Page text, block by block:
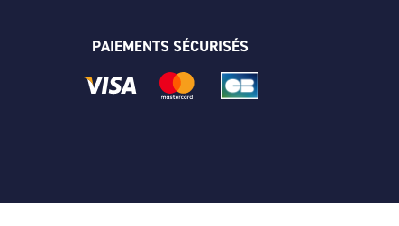
PAIEMENTS SÉCURISÉS